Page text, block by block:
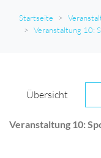
Startseite
Veranstaltung 10:
Übersicht
Veranstaltung 10: